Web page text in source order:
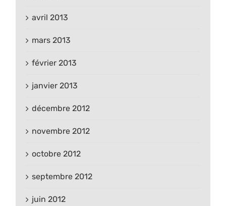
avril 2013
mars 2013
février 2013
janvier 2013
décembre 2012
novembre 2012
octobre 2012
septembre 2012
juin 2012